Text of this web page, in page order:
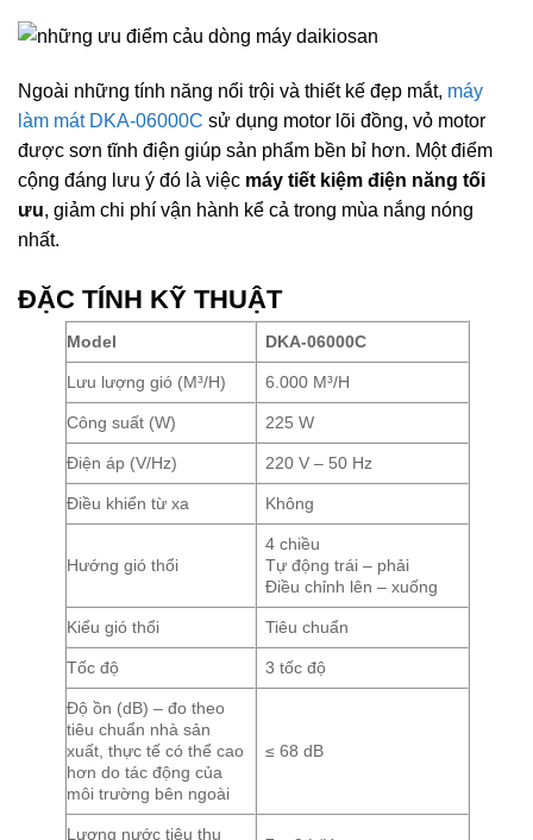
Ngoài những tính năng nổi trội và thiết kế đẹp mắt, máy
làm mát DKA-06000C sử dụng motor lõi đồng, vỏ motor
được sơn tĩnh điện giúp sản phẩm bền bỉ hơn. Một điểm
cộng đáng lưu ý đó là việc máy tiết kiệm điện năng tối
ưu, giảm chi phí vận hành kể cả trong mùa nắng nóng
nhất.
ĐẶC TÍNH KỸ THUẬT
Model DKA-06000C
Lưu lượng gió (M³/H) 6.000 M³/H
Công suất (W) 225 W
Điện áp (V/Hz) 220 V – 50 Hz
Điều khiển từ xa Không
Hướng gió thổi
4 chiều
Tự động trái – phải
Điều chỉnh lên – xuống
Kiểu gió thổi Tiêu chuẩn
Tốc độ 3 tốc độ
Độ ồn (dB) – đo theo
tiêu chuẩn nhà sản
xuất, thực tế có thể cao
hơn do tác động của
môi trường bên ngoài
≤ 68 dB
Lượng nước tiêu thụ